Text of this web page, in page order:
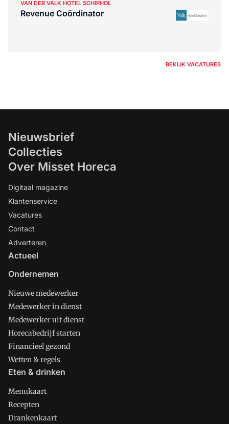
VAN DER VALK HOTEL SCHIPHOL
Revenue Coördinator
BEKIJK VACATURES
Nieuwsbrief
Collecties
Over Misset Horeca
Digitaal magazine
Klantenservice
Vacatures
Contact
Adverteren
Actueel
Ondernemen
Nieuwe medewerker
Medewerker in dienst
Medewerker uit dienst
Horecabedrijf starten
Financieel gezond
Wetten & regels
Eten & drinken
Menukaart
Recepten
Drankenkaart